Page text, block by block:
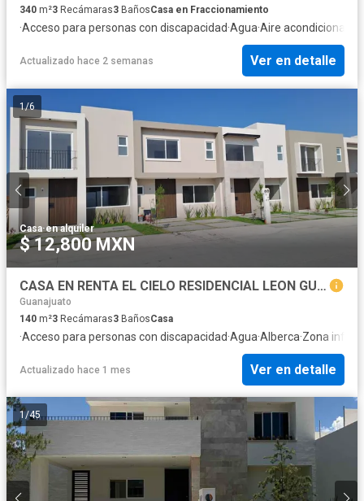
340 m²3 Recámaras3 BañosCasa en Fraccionamiento
·Acceso para personas con discapacidad·Agua·Aire acondicionado
Actualizado hace 2 semanas Ver en detalle
1/6
Casa·en alquiler
$ 12,800 MXN
CASA EN RENTA EL CIELO RESIDENCIAL LEON GUANAJUATO
Guanajuato
140 m²3 Recámaras3 BañosCasa
·Acceso para personas con discapacidad·Agua·Alberca·Zona
Actualizado hace 1 mes Ver en detalle
1/45